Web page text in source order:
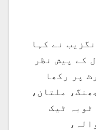
نے کہا
کے پیش نظر
الرٹ پر رکھا
ملتان،
ٹوبہ ٹیک